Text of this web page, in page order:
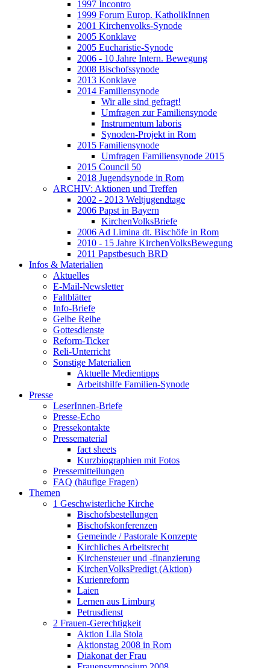
1997 Incontro
1999 Forum Europ. KatholikInnen
2001 Kirchenvolks-Synode
2005 Konklave
2005 Eucharistie-Synode
2006 - 10 Jahre Intern. Bewegung
2008 Bischofssynode
2013 Konklave
2014 Familiensynode
Wir alle sind gefragt!
Umfragen zur Familiensynode
Instrumentum laboris
Synoden-Projekt in Rom
2015 Familiensynode
Umfragen Familiensynode 2015
2015 Council 50
2018 Jugendsynode in Rom
ARCHIV: Aktionen und Treffen
2002 - 2013 Weltjugendtage
2006 Papst in Bayern
KirchenVolksBriefe
2006 Ad Limina dt. Bischöfe in Rom
2010 - 15 Jahre KirchenVolksBewegung
2011 Papstbesuch BRD
Infos & Materialien
Aktuelles
E-Mail-Newsletter
Faltblätter
Info-Briefe
Gelbe Reihe
Gottesdienste
Reform-Ticker
Reli-Unterricht
Sonstige Materialien
Aktuelle Medientipps
Arbeitshilfe Familien-Synode
Presse
LeserInnen-Briefe
Presse-Echo
Pressekontakte
Pressematerial
fact sheets
Kurzbiographien mit Fotos
Pressemitteilungen
FAQ (häufige Fragen)
Themen
1 Geschwisterliche Kirche
Bischofsbestellungen
Bischofskonferenzen
Gemeinde / Pastorale Konzepte
Kirchliches Arbeitsrecht
Kirchensteuer und -finanzierung
KirchenVolksPredigt (Aktion)
Kurienreform
Laien
Lernen aus Limburg
Petrusdienst
2 Frauen-Gerechtigkeit
Aktion Lila Stola
Aktionstag 2008 in Rom
Diakonat der Frau